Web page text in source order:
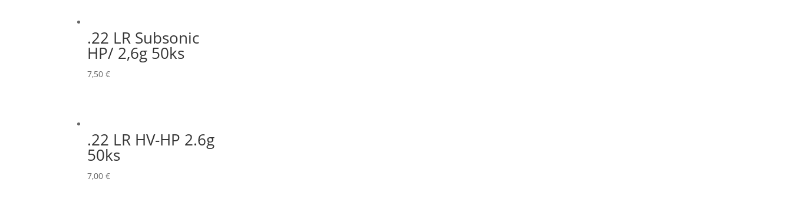
.22 LR Subsonic
HP/ 2,6g 50ks
7,50€
.22 LR HV-HP 2.6g
50ks
7,00€